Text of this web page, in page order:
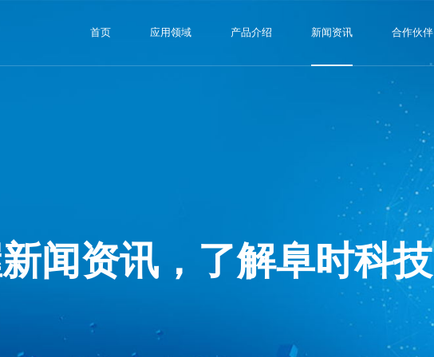
首页 应用领域 产品介绍 新闻资讯 合作伙伴
闻资讯，了解阜时科技